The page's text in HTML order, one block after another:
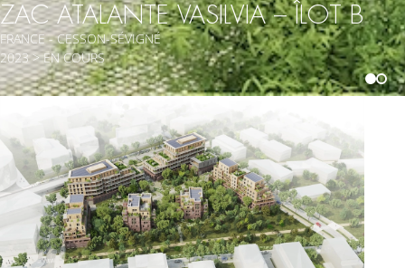
ZAC ATALANTE VASILVIA – ÎLOT B
FRANCE - CESSON-SÉVIGNÉ
2023 > EN COURS